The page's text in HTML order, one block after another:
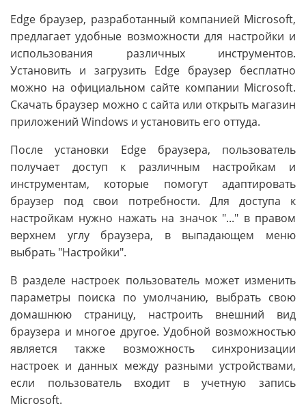
Edge браузер, разработанный компанией Microsoft,
предлагает удобные возможности для настройки и
использования различных инструментов.
Установить и загрузить Edge браузер бесплатно
можно на официальном сайте компании Microsoft.
Скачать браузер можно с сайта или открыть магазин
приложений Windows и установить его оттуда.
После установки Edge браузера, пользователь
получает доступ к различным настройкам и
инструментам, которые помогут адаптировать
браузер под свои потребности. Для доступа к
настройкам нужно нажать на значок "..." в правом
верхнем углу браузера, в выпадающем меню
выбрать "Настройки".
В разделе настроек пользователь может изменить
параметры поиска по умолчанию, выбрать свою
домашнюю страницу, настроить внешний вид
браузера и многое другое. Удобной возможностью
является также возможность синхронизации
настроек и данных между разными устройствами,
если пользователь входит в учетную запись
Microsoft.